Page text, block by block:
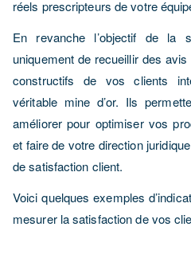
réels prescripteurs de votre
En revanche l’objectif de la
uniquement de recueillir des
constructifs de vos clients
véritable mine d’or. Ils
améliorer pour optimiser vos
et faire de votre direction
de satisfaction client.
Voici quelques exemples
mesurer la satisfaction de vos